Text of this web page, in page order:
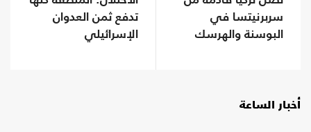
سربرنيتسا في
البوسنة والهرسك
تدفع ثمن العدوان
الإسرائيلي
أخبار الساعة